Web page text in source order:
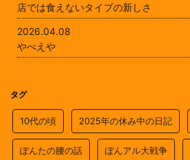
店では食えないタイプの新しさ
2026.04.08
やべえや
タグ
10代の頃 2025年の休み中の日記
ぽんたの腰の話 ぽんアル大戦争